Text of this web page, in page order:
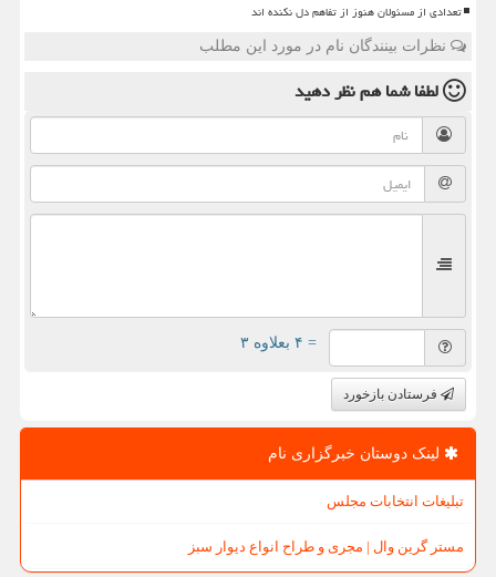
تعدادی از مسئولان هنوز از تفاهم دل نکنده اند
نظرات بینندگان نام در مورد این مطلب
لطفا شما همنظر دهید
= ۴ بعلاوه ۳
فرستادن بازخورد
لینک دوستان خبرگزاری نام
تبلیغات انتخابات مجلس
مستر گرین وال | مجری و طراح انواع دیوار سبز